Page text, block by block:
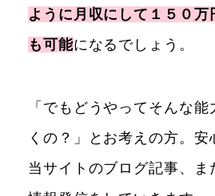
ように月収にして１５０万
も可能になるでしょう。
「でもどうやってそんな
くの？」とお考えの方。安
当サイトのブログ記事、ま